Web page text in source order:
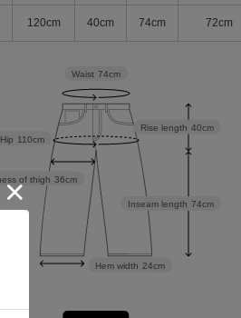
120cm 40cm 74cm 72cm
Inseam length 74cm
Rise length 40cm
Hem width 24cm
of thigh 36cm
Hip 110cm
Waist 74cm